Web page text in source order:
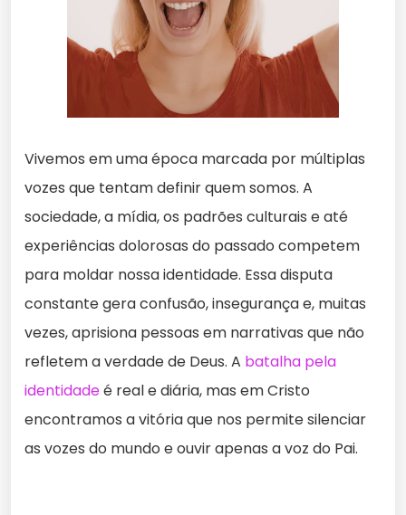
Vivemos em uma época marcada por múltiplas
vozes que tentam definir quem somos. A
sociedade, a mídia, os padrões culturais e até
experiências dolorosas do passado competem
para moldar nossa identidade. Essa disputa
constante gera confusão, insegurança e, muitas
vezes, aprisiona pessoas em narrativas que não
refletem a verdade de Deus. A batalha pela
identidadeé real e diária, mas em Cristo
encontramos a vitória que nos permite silenciar
as vozes do mundo e ouvir apenas a voz do Pai.